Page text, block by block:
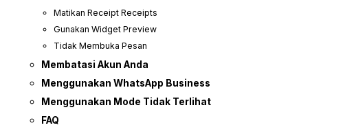
Matikan Receipt Receipts
Gunakan Widget Preview
Tidak Membuka Pesan
Membatasi Akun Anda
Menggunakan WhatsApp Business
Menggunakan Mode Tidak Terlihat
FAQ